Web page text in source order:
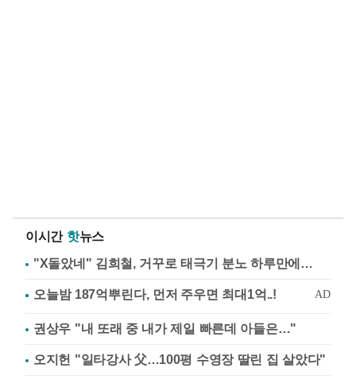
이시간 핫뉴스
"X돌았네" 김희철, 거꾸로 태극기 분노 하루만에…
권상우 "내 또래 중 내가 제일 빠른데 아들은…"
오지헌 "일타강사 父…100평 수영장 딸린 집 살았다"